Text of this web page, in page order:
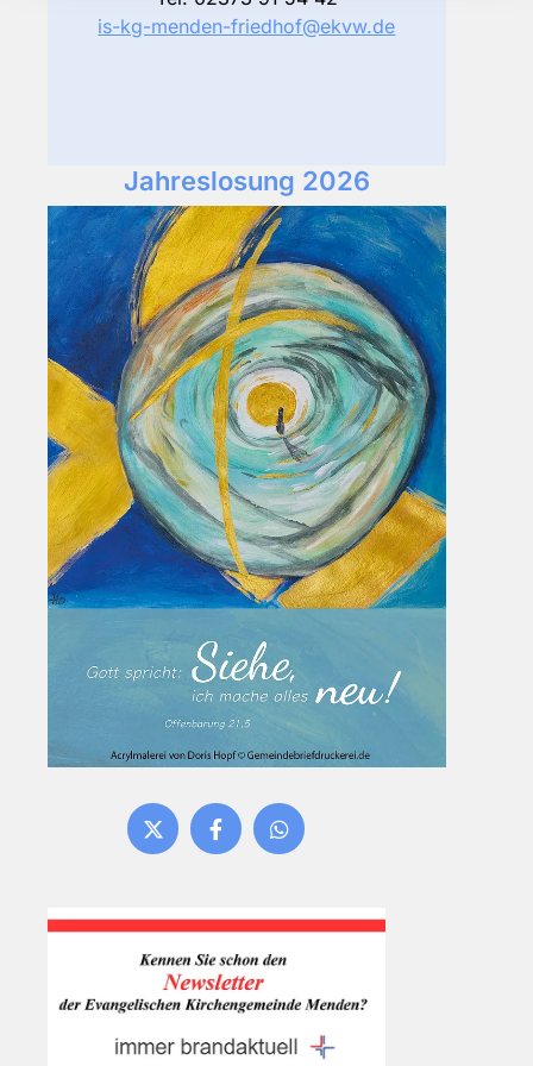
is-kg-menden-friedhof@ekvw.de
Jahreslosung 2026